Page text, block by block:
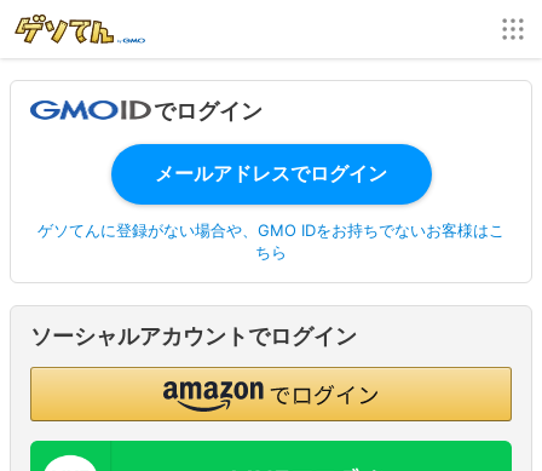
でログイン
ゲソてんに登録がない場合や、GMO IDをお持ちでないお客様はこ
ちら
ソーシャルアカウントでログイン